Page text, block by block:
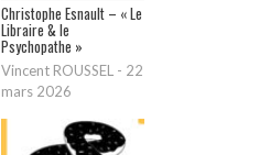
Christophe Esnault – « Le
Libraire & le
Psychopathe »
Vincent ROUSSEL - 22
mars 2026